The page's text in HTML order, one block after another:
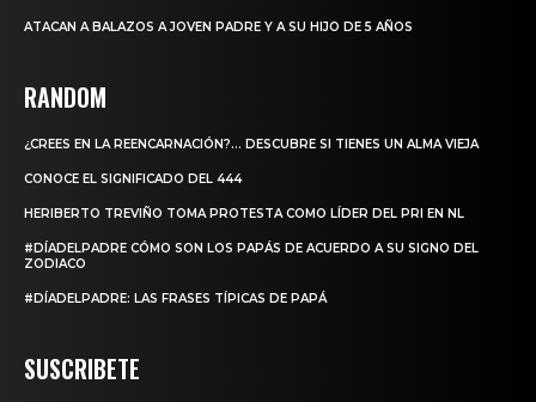
ATACAN A BALAZOS A JOVEN PADRE Y A SU HIJO DE 5 AÑOS
RANDOM
¿CREES EN LA REENCARNACIÓN?… DESCUBRE SI TIENES UN ALMA VIEJA
CONOCE EL SIGNIFICADO DEL 444
HERIBERTO TREVIÑO TOMA PROTESTA COMO LÍDER DEL PRI EN NL
#DÍADELPADRE CÓMO SON LOS PAPÁS DE ACUERDO A SU SIGNO DEL
ZODIACO
#DÍADELPADRE: LAS FRASES TÍPICAS DE PAPÁ
SUSCRIBETE